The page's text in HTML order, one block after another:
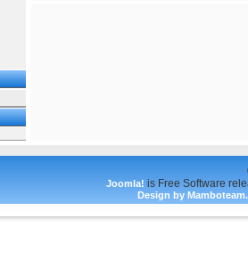
Joomla! is Free Software
Design by